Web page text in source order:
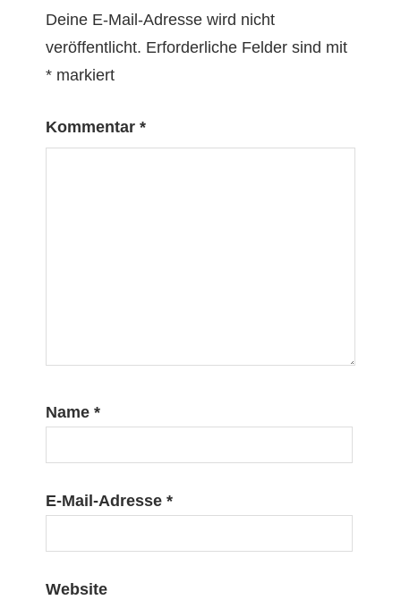
Deine E-Mail-Adresse wird nicht
veröffentlicht. Erforderliche Felder sind mit
* markiert
Kommentar *
Name *
E-Mail-Adresse *
Website